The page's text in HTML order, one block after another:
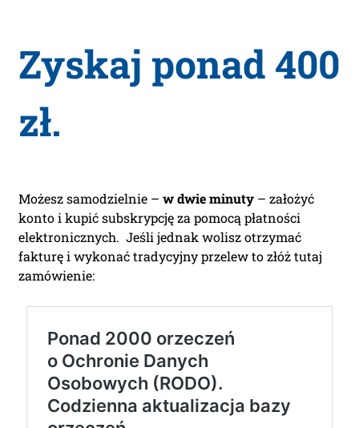
Zyskaj ponad 400
zł.
Możesz samodzielnie – w dwie minuty – założyć
konto i kupić subskrypcję za pomocą płatności
elektronicznych. Jeśli jednak wolisz otrzymać
fakturę i wykonać tradycyjny przelew to złóż tutaj
zamówienie: